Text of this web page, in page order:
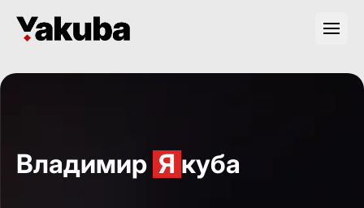
Владимир Я куба